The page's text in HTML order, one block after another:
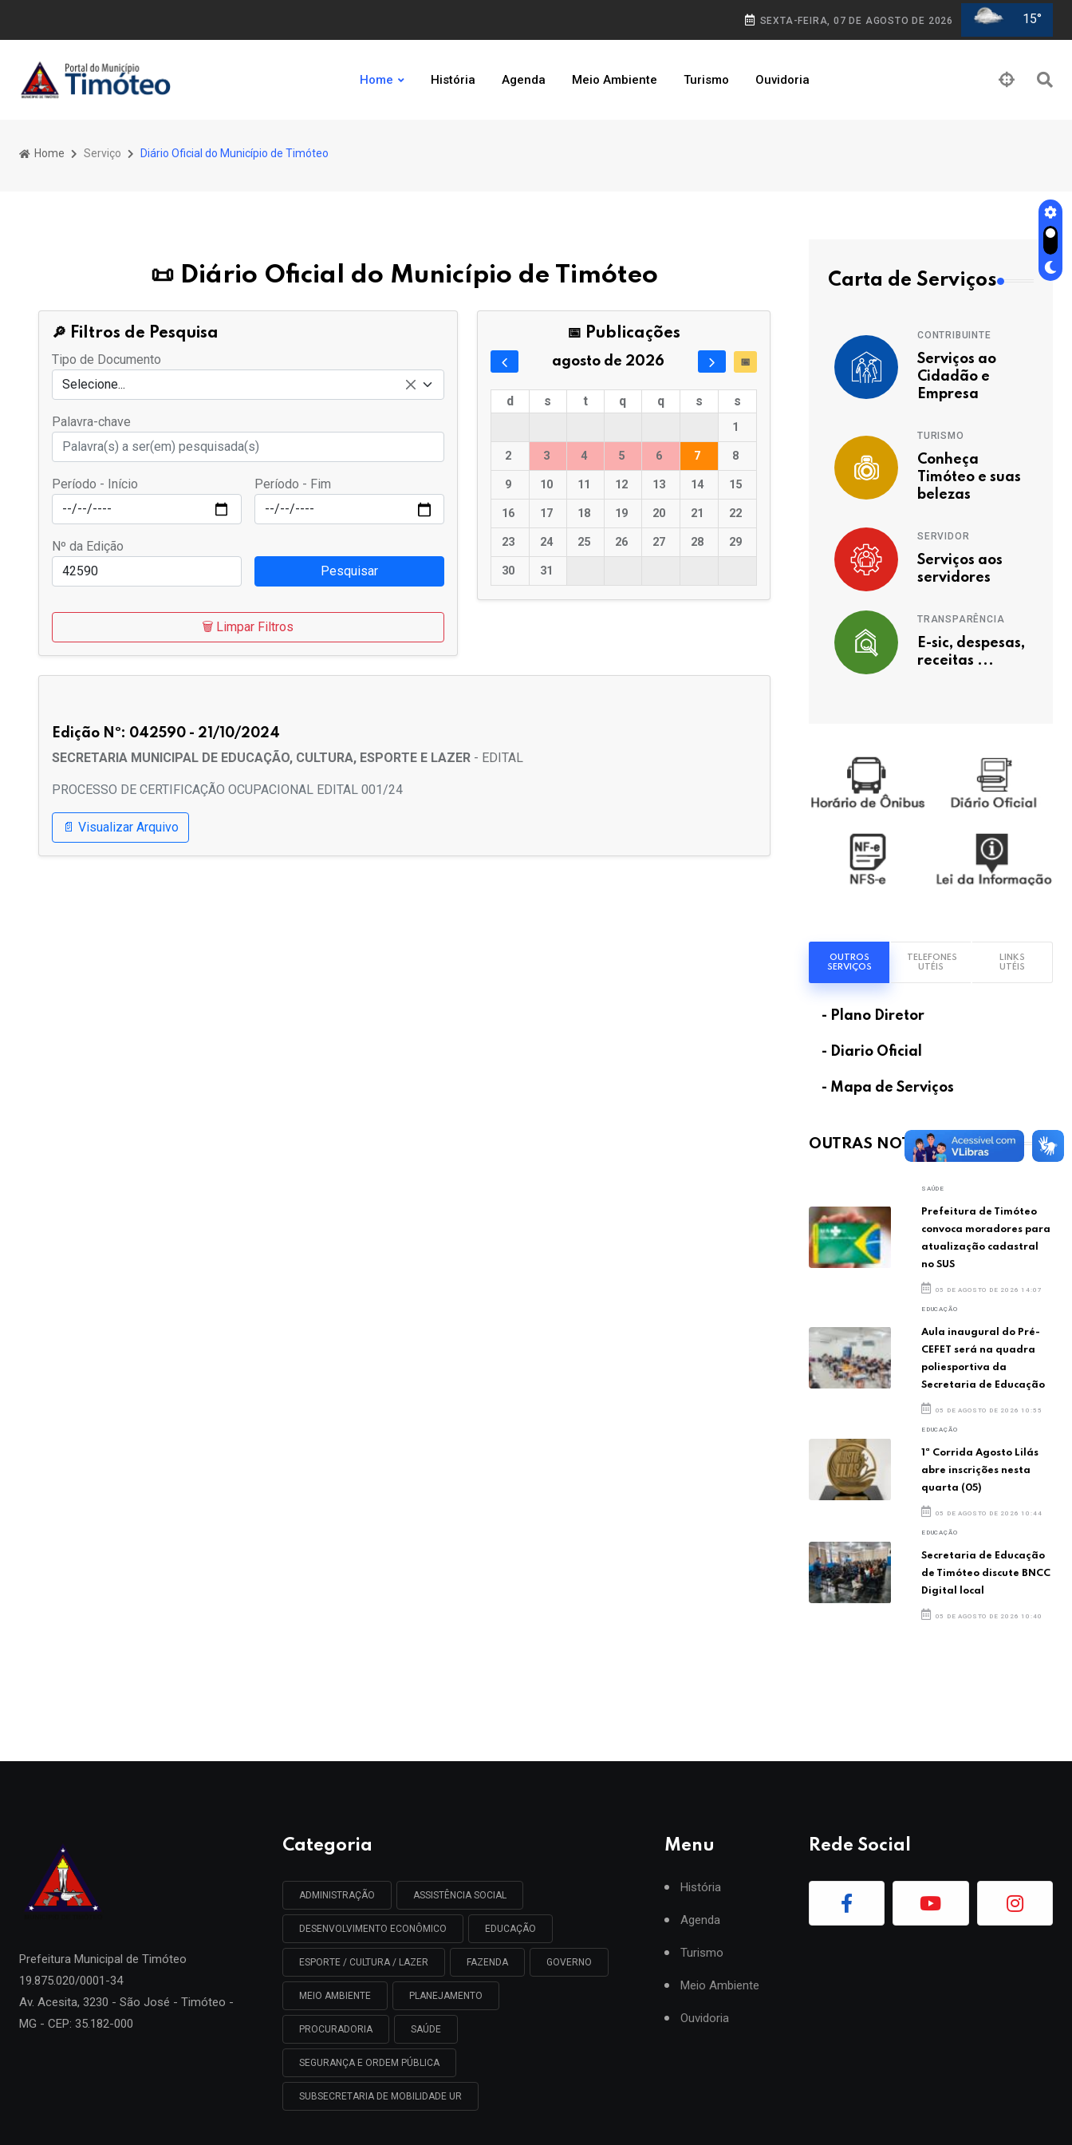
SEXTA-FEIRA, 07 DE AGOSTO DE 2026 15°
Home História Agenda Meio Ambiente Turismo Ouvidoria
Home Serviço Diário Oficial do Município de Timóteo
📜 Diário Oficial do Município de Timóteo
🔎 Filtros de Pesquisa
Tipo de Documento
Selecione...
Palavra-chave
Período - Início Período - Fim
Nº da Edição
Pesquisar
🗑️ Limpar Filtros
📅 Publicações
agosto de 2026 📅
d s t q q s s
1
2 3 4 5 6 7 8
9 10 11 12 13 14 15
16 17 18 19 20 21 22
23 24 25 26 27 28 29
30 31
Edição Nº: 042590 - 21/10/2024
SECRETARIA MUNICIPAL DE EDUCAÇÃO, CULTURA, ESPORTE E LAZER - EDITAL
PROCESSO DE CERTIFICAÇÃO OCUPACIONAL EDITAL 001/24
📄 Visualizar Arquivo
Carta de Serviços
CONTRIBUINTE
Serviços ao
Cidadão e
Empresa
TURISMO
Conheça
Timóteo e suas
belezas
SERVIDOR
Serviços aos
servidores
TRANSPARÊNCIA
E-sic, despesas,
receitas ...
OUTROS
SERVIÇOS
TELEFONES
UTÉIS
LINKS
UTÉIS
- Plano Diretor
- Diario Oficial
- Mapa de Serviços
OUTRAS NOTÍCIAS
SAÚDE
Prefeitura de Timóteo
convoca moradores para
atualização cadastral
no SUS
05 DE AGOSTO DE 2026 14:07
EDUCAÇÃO
Aula inaugural do Pré-
CEFET será na quadra
poliesportiva da
Secretaria de Educação
05 DE AGOSTO DE 2026 10:55
EDUCAÇÃO
1ª Corrida Agosto Lilás
abre inscrições nesta
quarta (05)
05 DE AGOSTO DE 2026 10:44
EDUCAÇÃO
Secretaria de Educação
de Timóteo discute BNCC
Digital local
05 DE AGOSTO DE 2026 10:40
Prefeitura Municipal de Timóteo
19.875.020/0001-34
Av. Acesita, 3230 - São José - Timóteo -
MG - CEP: 35.182-000
Categoria
ADMINISTRAÇÃO ASSISTÊNCIA SOCIAL
DESENVOLVIMENTO ECONÔMICO EDUCAÇÃO
ESPORTE / CULTURA / LAZER FAZENDA GOVERNO
MEIO AMBIENTE PLANEJAMENTO
PROCURADORIA SAÚDE
SEGURANÇA E ORDEM PÚBLICA
SUBSECRETARIA DE MOBILIDADE UR
Menu
História
Agenda
Turismo
Meio Ambiente
Ouvidoria
Rede Social